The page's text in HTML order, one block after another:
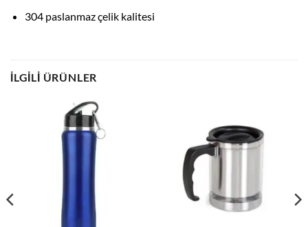
304 paslanmaz çelik kalitesi
İLGILI ÜRÜNLER